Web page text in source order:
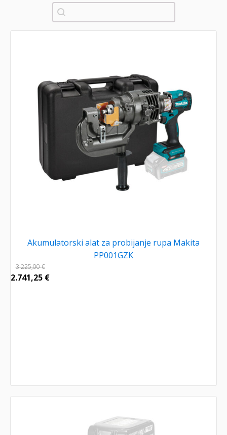
Pretraži
Akumulatorski alat za probijanje rupa Makita
PP001GZK
3.225,00€
2.741,25 €